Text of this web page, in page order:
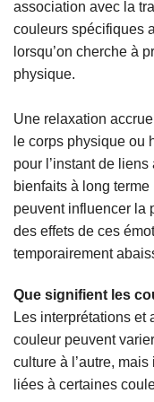
association avec la
couleurs spécifiques
lorsqu’on cherche à
physique.
Une relaxation
le corps physique ou
pour l’instant de
bienfaits à long terme
peuvent influencer la
des effets de ces
temporairement
Que signifient les
Les interprétations
couleur peuvent
culture à l’autre,
liées à certaines